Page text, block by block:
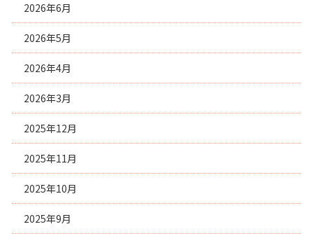
2026年6月
2026年5月
2026年4月
2026年3月
2025年12月
2025年11月
2025年10月
2025年9月